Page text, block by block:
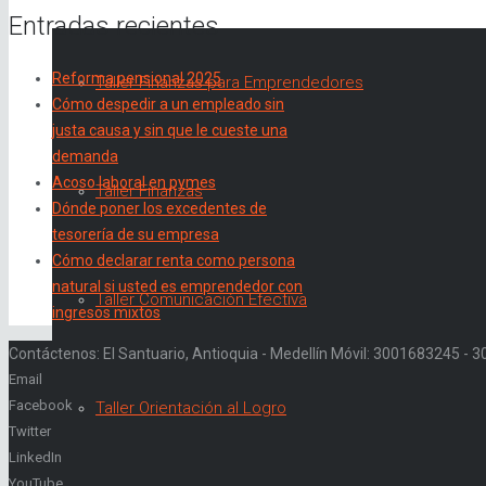
Taller Finanzas para Emprendedores
Taller Finanzas
Taller Comunicación Efectiva
Taller Orientación al Logro
Entradas recientes
Reforma pensional 2025
Cómo despedir a un empleado sin
justa causa y sin que le cueste una
demanda
Acoso laboral en pymes
Dónde poner los excedentes de
tesorería de su empresa
Cómo declarar renta como persona
natural si usted es emprendedor con
ingresos mixtos
Contáctenos: El Santuario, Antioquia - Medellín Móvil: 3001683245 -
Email
Facebook
Twitter
LinkedIn